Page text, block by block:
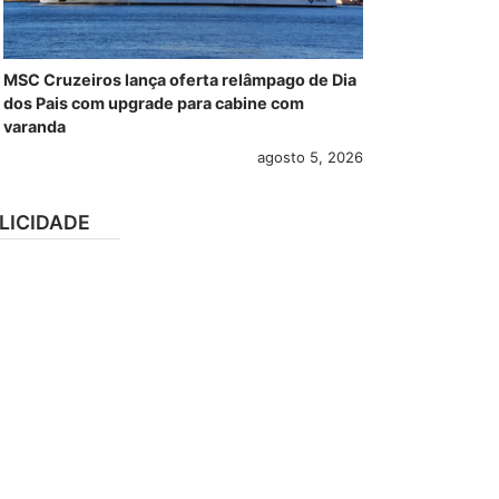
MSC Cruzeiros lança oferta relâmpago de Dia
dos Pais com upgrade para cabine com
varanda
agosto 5, 2026